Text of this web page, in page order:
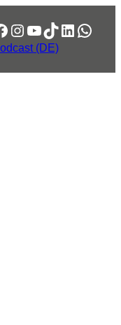
Instagram
YouTube
TikTok
LinkedIn
(DE)